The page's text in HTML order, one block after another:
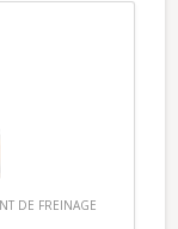
DE FREINAGE